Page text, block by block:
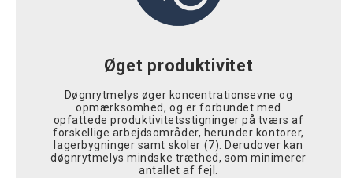
Øget produktivitet
Døgnrytmelys øger koncentrationsevne og
opmærksomhed, og er forbundet med
opfattede produktivitetsstigninger på tværs af
forskellige arbejdsområder, herunder kontorer,
lagerbygninger samt skoler (7). Derudover kan
døgnrytmelys mindske træthed, som minimerer
antallet af fejl.